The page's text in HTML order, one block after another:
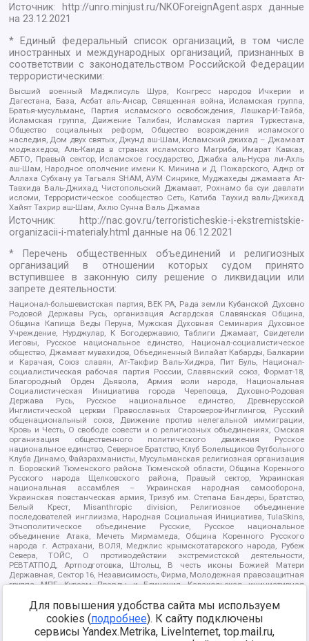
Источник: http://unro.minjust.ru/NKOForeignAgent.aspxданные
на23.12.2021
* Единый федеральный список организаций, в том числе
иностранных и международных организаций, признанных в
соответствии с законодательством Российской Федерации
террористическими:
Высший военный Маджлисуль Шура, Конгресс народов Ичкерии и
Дагестана, База, Асбат аль-Ансар, Священная война, Исламская группа,
Братья-мусульмане, Партия исламского освобождения, Лашкар-И-Тайба,
Исламская группа, Движение Талибан, Исламская партия Туркестана,
Общество социальных реформ, Общество возрождения исламского
наследия, Дом двух святых, Джунд аш-Шам, Исламский джихад – Джамаат
моджахедов, Аль-Каида в странах исламского Магриба, Имарат Кавказ,
АБТО, Правый сектор, Исламское государство, Джабха аль-Нусра ли-Ахль
аш-Шам, Народное ополчение имени К. Минина и Д. Пожарского, Аджр от
Аллаха Субхану уа Тагьаля SHAM, АУМ Синрике, Муджахеды джамаата Ат-
Тавхида Валь-Джихад, Чистопольский Джамаат, Рохнамо ба суи давлати
исломи, Террористическое сообщество Сеть, Катиба Таухид валь-Джихад,
Хайят Тахрир аш-Шам, Ахлю Сунна Валь Джамаа
Источник:
http://nac.gov.ru/terroristicheskie-i-ekstremistskie-
organizacii-i-materialy.html данные на06.12.2021
* Перечень общественных объединений и религиозных
организаций в отношении которых судом принято
вступившее в законную силу решение о ликвидации или
запрете деятельности:
Национал-большевистская партия, ВЕК РА, Рада земли Кубанской Духовно
Родовой Державы Русь, организация Асгардская Славянская Община,
Община Капища Веды Перуна, Мужская Духовная Семинария Духовное
Учреждение, Нурджулар, К Богодержавию, Таблиги Джамаат, Свидетели
Иеговы, Русское национальное единство, Национал-социалистическое
общество, Джамаат мувахидов, Объединенный Вилайат Кабарды, Балкарии
и Карачая, Союз славян, Ат-Такфир Валь-Хиджра, Пит Буль, Национал-
социалистическая рабочая партия России, Славянский союз, Формат-18,
Благородный Орден Дьявола, Армия воли народа, Национальная
Социалистическая Инициатива города Череповца, Духовно-Родовая
Держава Русь, Русское национальное единство, Древнерусской
Инглистической церкви Православных Староверов-Инглингов, Русский
общенациональный союз, Движение против нелегальной иммиграции,
Кровь и Честь, О свободе совести и о религиозных объединениях, Омская
организация общественного политического движения Русское
национальное единство, Северное Братство, Клуб Болельщиков Футбольного
Клуба Динамо, Файзрахманисты, Мусульманская религиозная организация
п. Боровский Тюменского района Тюменской области, Община Коренного
Русского народа Щелковского района, Правый сектор, Украинская
национальная ассамблея – Украинская народная самооборона,
Украинская повстанческая армия, Тризуб им. Степана Бандеры, Братство,
Белый Крест, Misanthropic division, Религиозное объединение
последователей инглиизма, Народная Социальная Инициатива, TulaSkins,
Этнополитическое объединение Русские, Русское национальное
объединение Атака, Мечеть Мирмамеда, Община Коренного Русского
народа г. Астрахани, ВОЛЯ, Меджлис крымскотатарского народа, Рубеж
Севера, ТОЙС, О противодействии экстремистской деятельности,
РЕВТАТПОД, Артподготовка, Штольц, В честь иконы Божией Матери
Державная, Сектор 16, Независимость, Фирма, Молодежная правозащитная
группа МПГ, Курсом Правды и Единения, Каракольская инициативная
Благотворительный пансионат Ак Умут, Русская республика Русь,
Арестантское уголовное единство, Башкорт, Нация и свобода, W.H.С., Фалунь
Дафа, Иртыш Ultras, Русский Патриотический клуб-Новокузнецк/РПК,
Сибирский державный союз, Фонд борьбы с коррупцией, Фонд защиты прав
Для повышения удобства сайта мы используем
cookies (подробнее). К сайту подключены
сервисы Yandex.Metrika, LiveInternet, top.mail.ru,